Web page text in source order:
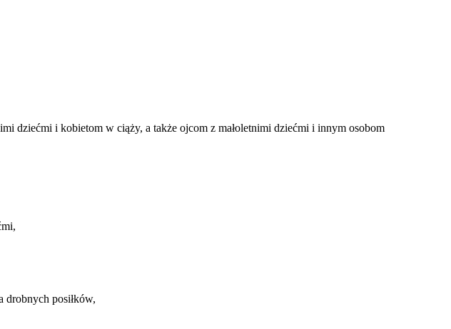
dziećmi i kobietom w ciąży, a także ojcom z małoletnimi dziećmi i innym osobom
drobnych posiłków,